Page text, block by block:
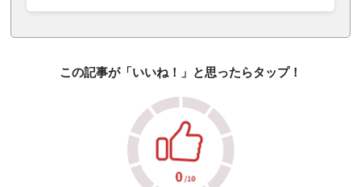
この記事が「いいね！」と思ったらタップ！